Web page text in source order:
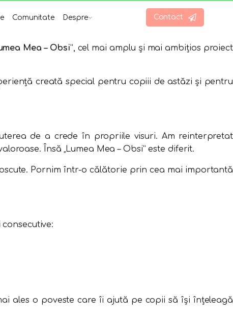
Comunitate Despre Contact
Mea – Obsi”, cel mai amplu și mai ambițios proiect
creată special pentru copiii de astăzi și pentru
de a crede în propriile visuri. Am reinterpretat
Însă „Lumea Mea – Obsi” este diferit.
Pornim într-o călătorie prin cea mai importantă
ales o poveste care îi ajută pe copii să își înțeleagă